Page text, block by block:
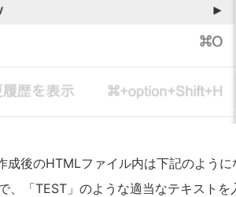
成後のHTMLファイル内は下記のよう
、「TEST」のような適当なテキストを